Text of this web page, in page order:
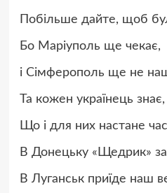
Побільше дайте, щоб
Бо Маріуполь ще чекає,
і Сімферополь ще не
Та кожен українець знає,
Що і для них настане
В Донецьку «Щедрик»
В Луганськ приїде наш